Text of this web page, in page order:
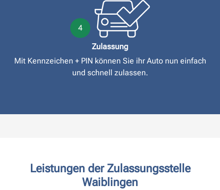
4
Zulassung
Mit Kennzeichen + PIN können Sie ihr Auto nun einfach
und schnell zulassen.
Leistungen der Zulassungsstelle
Waiblingen